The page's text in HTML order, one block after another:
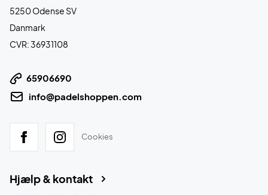
5250 Odense SV
Danmark
CVR: 36931108
65906690
info@padelshoppen.com
Cookies
Hjælp & kontakt